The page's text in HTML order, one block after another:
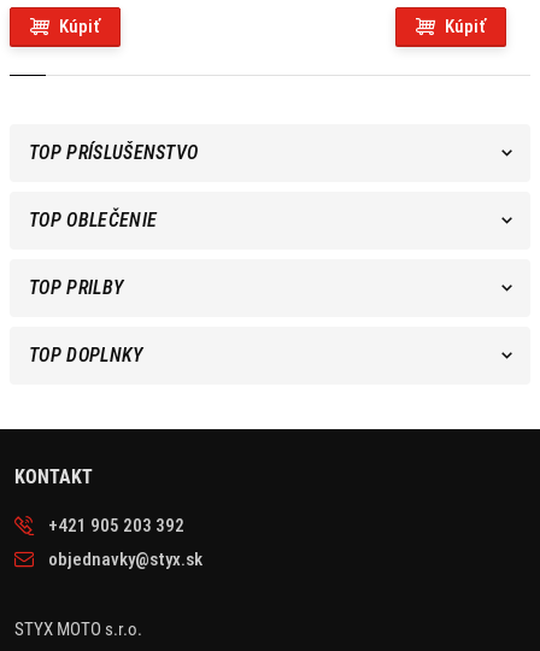
Kúpiť Kúpiť
TOP PRÍSLUŠENSTVO
TOP OBLEČENIE
TOP PRILBY
TOP DOPLNKY
KONTAKT
+421 905 203 392
objednavky@styx.sk
STYX MOTO s.r.o.